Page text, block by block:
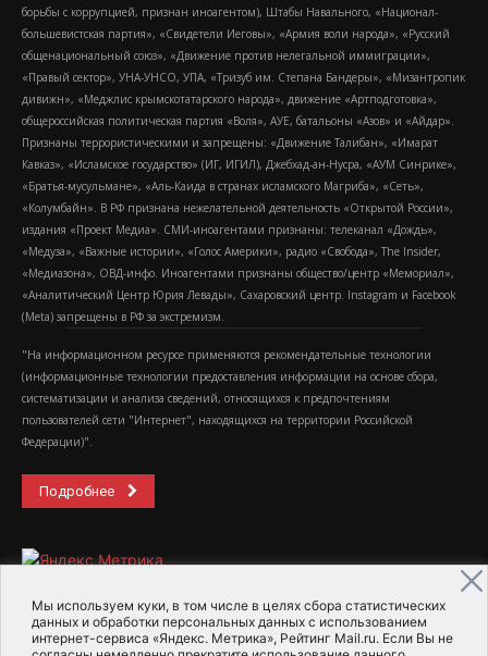
Мы используем куки, в том числе в целях сбора статистических
данных и обработки персональных данных с использованием
интернет-сервиса «Яндекс. Метрика», Рейтинг Mail.ru. Если Вы не
борьбы с коррупцией, признан иноагентом), Штабы Навального, «Национал-
большевистская партия», «Свидетели Иеговы», «Армия воли народа», «Русский
общенациональный союз», «Движение против нелегальной иммиграции»,
«Правый сектор», УНА-УНСО, УПА, «Тризуб им. Степана Бандеры», «Мизантропик
дивижн», «Меджлис крымскотатарского народа», движение «Артподготовка»,
общероссийская политическая партия «Воля», АУЕ, батальоны «Азов» и «Айдар».
Признаны террористическими и запрещены: «Движение Талибан», «Имарат
Кавказ», «Исламское государство» (ИГ, ИГИЛ), Джебхад-ан-Нусра, «АУМ Синрике»,
«Братья-мусульмане», «Аль-Каида в странах исламского Магриба», «Сеть»,
«Колумбайн». В РФ признана нежелательной деятельность «Открытой России»,
издания «Проект Медиа». СМИ-иноагентами признаны: телеканал «Дождь»,
«Медуза», «Важные истории», «Голос Америки», радио «Свобода», The Insider,
«Медиазона», ОВД-инфо. Иноагентами признаны общество/центр «Мемориал»,
«Аналитический Центр Юрия Левады», Сахаровский центр. Instagram и Facebook
(Metа) запрещены в РФ за экстремизм.
"На информационном ресурсе применяются рекомендательные технологии
(информационные технологии предоставления информации на основе сбора,
систематизации и анализа сведений, относящихся к предпочтениям
пользователей сети "Интернет", находящихся на территории Российской
Федерации)".
Подробнее